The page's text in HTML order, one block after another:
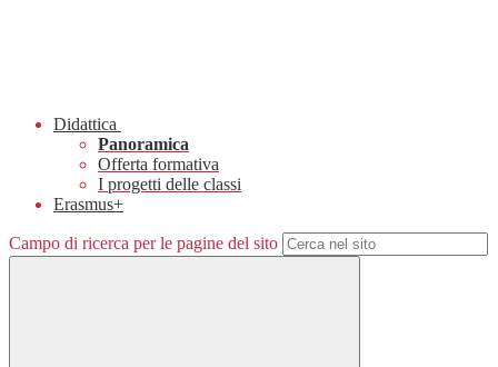
Didattica
Panoramica
Offerta formativa
I progetti delle classi
Erasmus+
Campo di ricerca per le pagine del sito